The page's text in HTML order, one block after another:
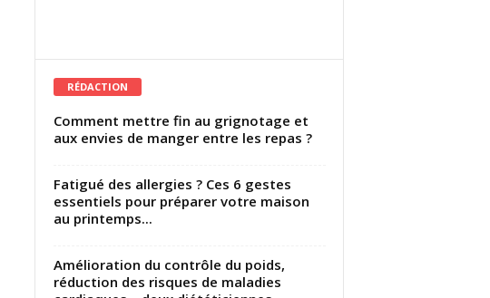
RÉDACTION
Comment mettre fin au grignotage et
aux envies de manger entre les repas ?
Fatigué des allergies ? Ces 6 gestes
essentiels pour préparer votre maison
au printemps...
Amélioration du contrôle du poids,
réduction des risques de maladies